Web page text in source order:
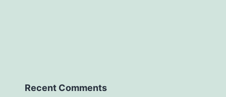
Recent Comments